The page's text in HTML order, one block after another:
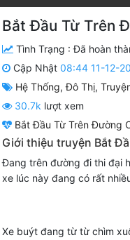
Bắt Đầu Từ Trên
Tình Trạng :Đã hoàn
Cập Nhật 08:44 11-12-
Hệ Thống,Đô Thị,
30.7k lượt xem
Bắt Đầu Từ Trên Đường
Giới thiệu truyện Bắt
Đang trên đường đi thi đại
xe lúc này đang có rất
Xe buýt đang từ từ chìm